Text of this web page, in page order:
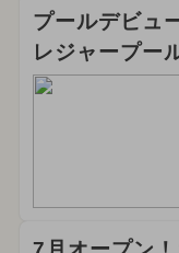
プールデビュ
レジャープー